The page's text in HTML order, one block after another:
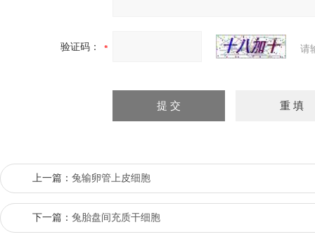
验证码： 请
上一篇： 兔输卵管上皮细胞
下一篇： 兔胎盘间充质干细胞